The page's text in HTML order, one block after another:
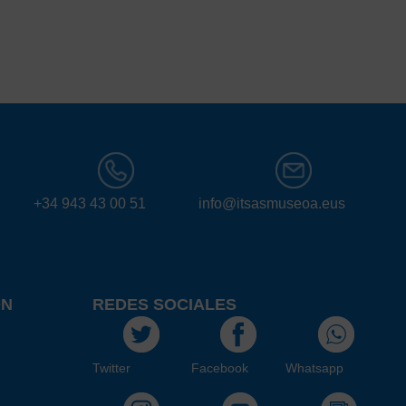
+34 943 43 00 51 info@itsasmuseoa.eus
REDES SOCIALES
Twitter Facebook Whatsapp